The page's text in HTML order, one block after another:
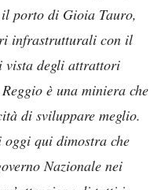
porto di Gioia Tauro,
infrastrutturali con il
vista degli attrattori
è una miniera che
di sviluppare meglio.
qui dimostra che
Nazionale nei